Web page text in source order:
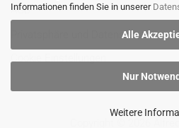
Informationen finden Sie in unserer
Alle
Nur
Weitere
AGB
Privatsphäre und Datenschutz